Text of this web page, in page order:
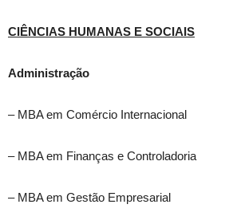
CIÊNCIAS HUMANAS E SOCIAIS
Administração
– MBA em Comércio Internacional
– MBA em Finanças e Controladoria
– MBA em Gestão Empresarial